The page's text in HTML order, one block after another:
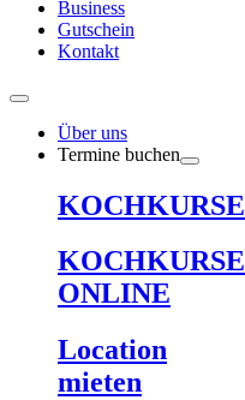
Business
Gutschein
Kontakt
Über uns
Termine buchen
KOCHKURSE
KOCHKURSE
ONLINE
Location
mieten